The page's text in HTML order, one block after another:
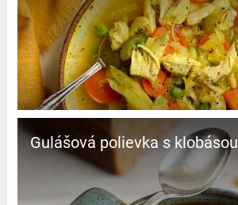
Gulášová polievka s klobásou